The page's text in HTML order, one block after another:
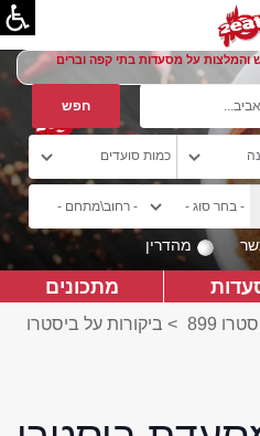
על מסעדות בתי קפה וברים
מהדרין
מתכונים
899
> ביקורות על ביסטרו